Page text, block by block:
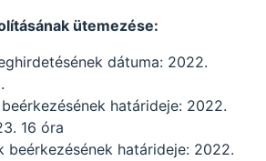
ütemezése:
dátuma: 2022.
határideje: 2022.
16 óra
beérkezésének határideje: 2022.